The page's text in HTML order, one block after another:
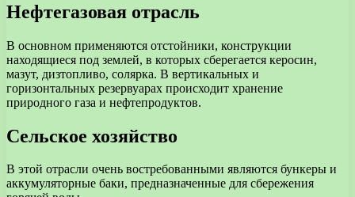
Нефтегазовая отрасль
В основном применяются отстойники, конструкции
находящиеся под землей, в которых сберегается керосин,
мазут, дизтопливо, солярка. В вертикальных и
горизонтальных резервуарах происходит хранение
природного газа и нефтепродуктов.
Сельское хозяйство
В этой отрасли очень востребованными являются бункеры и
аккумуляторные баки, предназначенные для сбережения